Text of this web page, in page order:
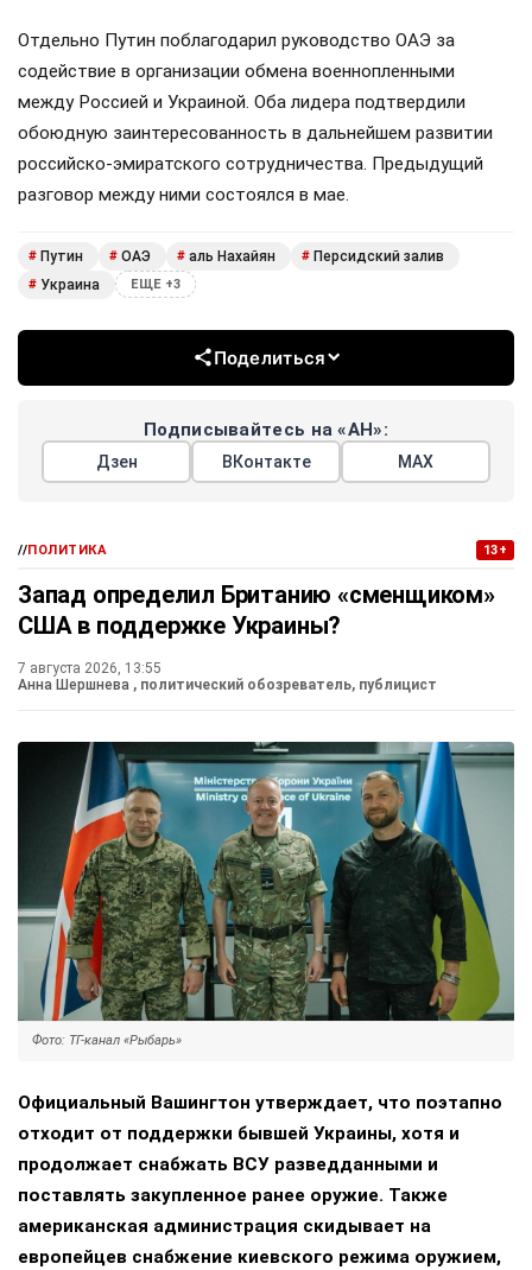
Отдельно Путин поблагодарил руководство ОАЭ за
содействие в организации обмена военнопленными
между Россией и Украиной. Оба лидера подтвердили
обоюдную заинтересованность в дальнейшем развитии
российско-эмиратского сотрудничества. Предыдущий
разговор между ними состоялся в мае.
# Путин # ОАЭ # аль Нахайян # Персидский залив
# Украина ЕЩЕ +3
Поделиться
Подписывайтесь на «АН»:
Дзен ВКонтакте МАХ
//ПОЛИТИКА 13+
Запад определил Британию «сменщиком»
США в поддержке Украины?
7 августа 2026, 13:55
Анна Шершнева , политический обозреватель, публицист
Фото: ТГ-канал «Рыбарь»
Официальный Вашингтон утверждает, что поэтапно
отходит от поддержки бывшей Украины, хотя и
продолжает снабжать ВСУ разведданными и
поставлять закупленное ранее оружие. Также
американская администрация скидывает на
европейцев снабжение киевского режима оружием,